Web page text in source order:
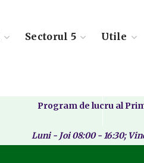
Sectorul 5 Utile
Program de lucru al
Luni - Joi 08:00 - 16:30;